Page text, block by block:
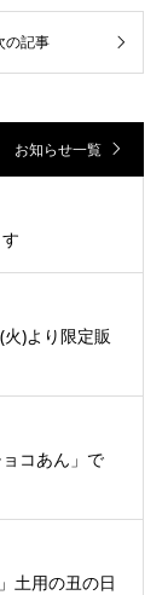
お知らせ一覧
)より限定販
コあん」で
土用の丑の日